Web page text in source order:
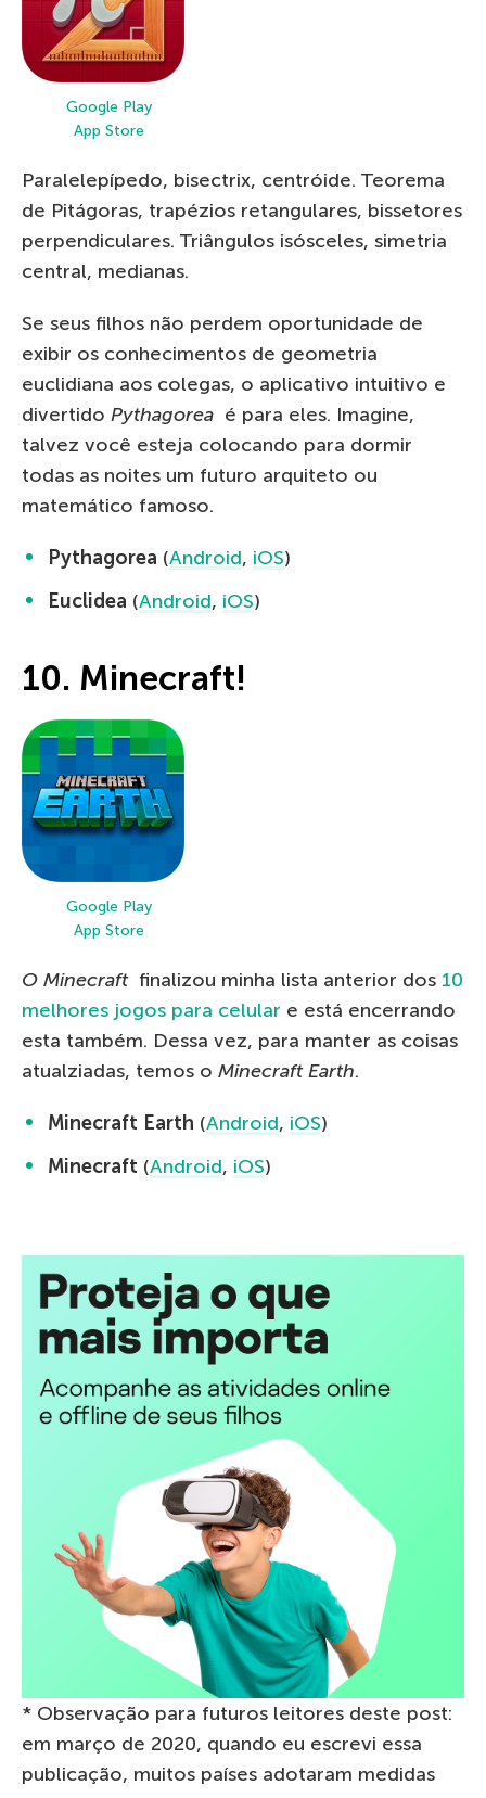
Google Play
App Store
Paralelepípedo, bisectrix, centróide. Teorema
de Pitágoras, trapézios retangulares, bissetores
perpendiculares. Triângulos isósceles, simetria
central, medianas.
Se seus filhos não perdem oportunidade de
exibir os conhecimentos de geometria
euclidiana aos colegas, o aplicativo intuitivo e
divertido Pythagorea é para eles. Imagine,
talvez você esteja colocando para dormir
todas as noites um futuro arquiteto ou
matemático famoso.
Pythagorea (Android, iOS)
Euclidea (Android, iOS)
10. Minecraft!
Google Play
App Store
O Minecraft finalizou minha lista anterior dos 10
melhores jogos para celular e está encerrando
esta também. Dessa vez, para manter as coisas
atualziadas, temos o Minecraft Earth.
Minecraft Earth (Android, iOS)
Minecraft (Android, iOS)
* Observação para futuros leitores deste post:
em março de 2020, quando eu escrevi essa
publicação, muitos países adotaram medidas